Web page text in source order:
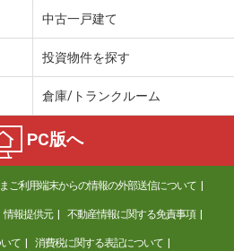
5.90万円
町
万円
木県下都賀郡壬生町中央町
2LDK
中古一戸建て
投資物件を探す
倉庫/トランクルーム
PC版へ
ご利用端末からの情報の外部送信について
情報提供元 不動産情報に関する免責事項
て 消費税に関する表記について